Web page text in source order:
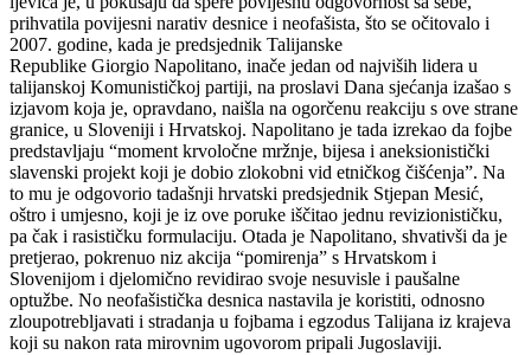
prihvatila povijesni narativ desnice i neofašista, što se očitovalo i
2007. godine, kada je predsjednik Talijanske
Republike Giorgio Napolitano, inače jedan od najviših lidera u
talijanskoj Komunističkoj partiji, na proslavi Dana sjećanja izašao s
izjavom koja je, opravdano, naišla na ogorčenu reakciju s ove strane
granice, u Sloveniji i Hrvatskoj. Napolitano je tada izrekao da fojbe
predstavljaju “moment krvoločne mržnje, bijesa i aneksionistički
slavenski projekt koji je dobio zlokobni vid etničkog čišćenja”. Na
to mu je odgovorio tadašnji hrvatski predsjednik Stjepan Mesić,
oštro i umjesno, koji je iz ove poruke iščitao jednu revizionističku,
pa čak i rasističku formulaciju. Otada je Napolitano, shvativši da je
pretjerao, pokrenuo niz akcija “pomirenja” s Hrvatskom i
Slovenijom i djelomično revidirao svoje nesuvisle i paušalne
optužbe. No neofašistička desnica nastavila je koristiti, odnosno
zloupotrebljavati i stradanja u fojbama i egzodus Talijana iz krajeva
koji su nakon rata mirovnim ugovorom pripali Jugoslaviji.